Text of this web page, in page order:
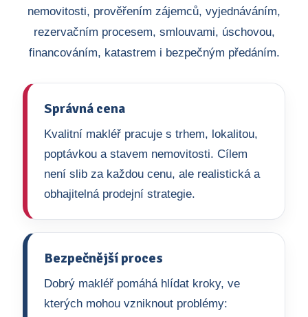
nemovitosti, prověřením zájemců, vyjednáváním,
rezervačním procesem, smlouvami, úschovou,
financováním, katastrem i bezpečným předáním.
Správná cena
Kvalitní makléř pracuje s trhem, lokalitou,
poptávkou a stavem nemovitosti. Cílem
není slib za každou cenu, ale realistická a
obhajitelná prodejní strategie.
Bezpečnější proces
Dobrý makléř pomáhá hlídat kroky, ve
kterých mohou vzniknout problémy: